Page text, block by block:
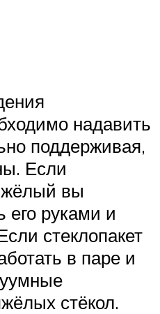
надавить
поддерживая,
Если
вы
его руками и
стеклопакет
в паре и
стёкол.